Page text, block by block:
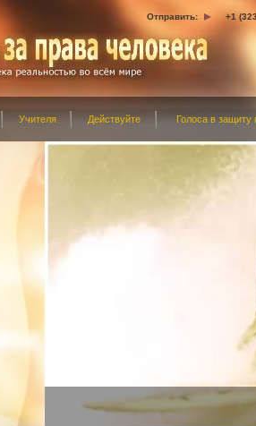
Отправить: +1
Учителя Действуйте Голоса в защиту